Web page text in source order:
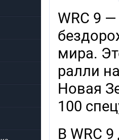
WRC 9
мира.
ралли
Новая
100
В WRC